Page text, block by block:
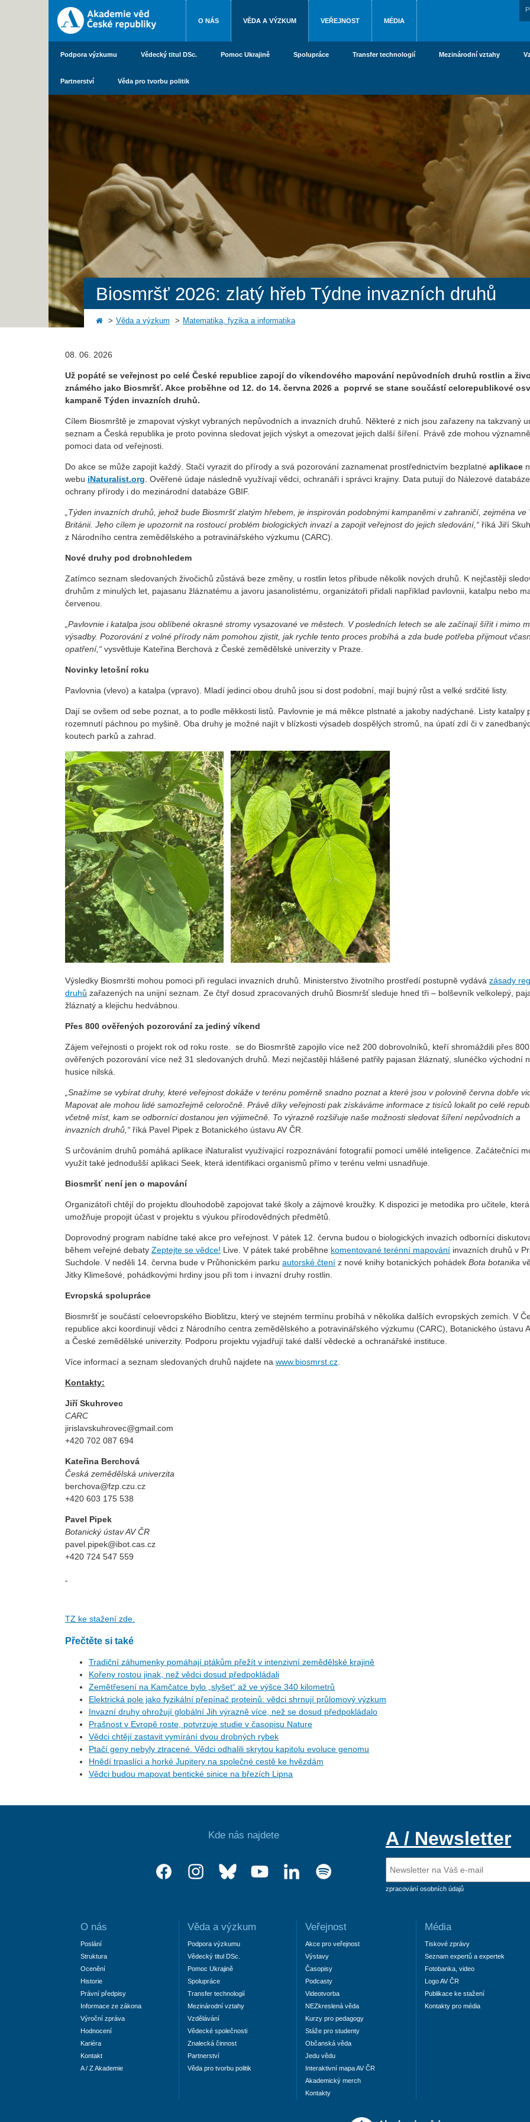
O NÁS VĚDA A VÝZKUM VEŘEJNOST MÉDIA
Podpora výzkumu Vědecký titul DSc. Pomoc Ukrajině Spolupráce Transfer technologií Mezinárodní vztahy
Partnerství Věda pro tvorbu politik
Biosmršť 2026: zlatý hřeb Týdne invazních druhů
Věda a výzkum Matematika, fyzika a informatika
08. 06. 2026
Už popáté se veřejnost po celé České republice zapojí do víkendového mapování nepůvodních druhů rostlin a
známého jako Biosmršť. Akce proběhne od 12. do 14. června 2026 a poprvé se stane součástí celorepublikové
kampaně Týden invazních druhů.
Cílem Biosmrště je zmapovat výskyt vybraných nepůvodních a invazních druhů. Některé z nich jsou zařazeny na takzvaný
seznam a Česká republika je proto povinna sledovat jejich výskyt a omezovat jejich další šíření. Právě zde mohou významně
pomoci data od veřejnosti.
Do akce se může zapojit každý. Stačí vyrazit do přírody a svá pozorování zaznamenat prostřednictvím bezplatné aplikace
webu iNaturalist.org. Ověřené údaje následně využívají vědci, ochranáři i správci krajiny. Data putují do Nálezové databáze
ochrany přírody i do mezinárodní databáze GBIF.
„Týden invazních druhů, jehož bude Biosmršť zlatým hřebem, je inspirován podobnými kampaněmi v zahraničí, zejména ve
Británii. Jeho cílem je upozornit na rostoucí problém biologických invazí a zapojit veřejnost do jejich sledování,“ říká Jiří
z Národního centra zemědělského a potravinářského výzkumu (CARC).
Nové druhy pod drobnohledem
Zatímco seznam sledovaných živočichů zůstává beze změny, u rostlin letos přibude několik nových druhů. K nejčastěji
druhům z minulých let, pajasanu žláznatému a javoru jasanolistému, organizátoři přidali například pavlovnii, katalpu nebo
červenou.
„Pavlovnie i katalpa jsou oblíbené okrasné stromy vysazované ve městech. V posledních letech se ale začínají šířit i mimo
výsadby. Pozorování z volné přírody nám pomohou zjistit, jak rychle tento proces probíhá a zda bude potřeba přijmout
opatření,“ vysvětluje Kateřina Berchová z České zemědělské univerzity v Praze.
Novinky letošní roku
Pavlovnia (vlevo) a katalpa (vpravo). Mladí jedinci obou druhů jsou si dost podobní, mají bujný růst a velké srdčité listy.
Dají se ovšem od sebe poznat, a to podle měkkosti listů. Pavlovnie je má měkce plstnaté a jakoby nadýchané. Listy katalpy
rozemnutí páchnou po myšině. Oba druhy je možné najít v blízkosti výsadeb dospělých stromů, na úpatí zdí či v
koutech parků a zahrad.
Výsledky Biosmršti mohou pomoci při regulaci invazních druhů. Ministerstvo životního prostředí postupně vydává zásady
druhů zařazených na unijní seznam. Ze čtyř dosud zpracovaných druhů Biosmršť sleduje hned tři – bolševník velkolepý,
žláznatý a klejichu hedvábnou.
Přes 800 ověřených pozorování za jediný víkend
Zájem veřejnosti o projekt rok od roku roste. se do Biosmrště zapojilo více než 200 dobrovolníků, kteří shromáždili přes 800
ověřených pozorování více než 31 sledovaných druhů. Mezi nejčastěji hlášené patřily pajasan žláznatý, slunéčko východní
husice nilská.
„Snažíme se vybírat druhy, které veřejnost dokáže v terénu poměrně snadno poznat a které jsou v polovině června dobře
Mapovat ale mohou lidé samozřejmě celoročně. Právě díky veřejnosti pak získáváme informace z tisíců lokalit po celé
včetně míst, kam se odborníci dostanou jen výjimečně. To výrazně rozšiřuje naše možnosti sledovat šíření nepůvodních a
invazních druhů,“ říká Pavel Pipek z Botanického ústavu AV ČR.
S určováním druhů pomáhá aplikace iNaturalist využívající rozpoznávání fotografií pomocí umělé inteligence. Začátečníci
využít také jednodušší aplikaci Seek, která identifikaci organismů přímo v terénu velmi usnadňuje.
Biosmršť není jen o mapování
Organizátoři chtějí do projektu dlouhodobě zapojovat také školy a zájmové kroužky. K dispozici je metodika pro učitele, která
umožňuje propojit účast v projektu s výukou přírodovědných předmětů.
Doprovodný program nabídne také akce pro veřejnost. V pátek 12. června budou o biologických invazích odborníci
během veřejné debaty Zeptejte se vědce! Live. V pátek také proběhne komentované terénní mapování invazních druhů v
Suchdole. V neděli 14. června bude v Průhonickém parku autorské čtení z nové knihy botanických pohádek Bota botanika
Jitky Klimešové, pohádkovými hrdiny jsou při tom i invazní druhy rostlin.
Evropská spolupráce
Biosmršť je součástí celoevropského Bioblitzu, který ve stejném termínu probíhá v několika dalších evropských zemích. V
republice akci koordinují vědci z Národního centra zemědělského a potravinářského výzkumu (CARC), Botanického ústavu
a České zemědělské univerzity. Podporu projektu vyjadřují také další vědecké a ochranářské instituce.
Více informací a seznam sledovaných druhů najdete na www.biosmrst.cz.
Kontakty:
Jiří Skuhrovec
CARC
jirislavskuhrovec@gmail.com
+420 702 087 694
Kateřina Berchová
Česká zemědělská univerzita
berchova@fzp.czu.cz
+420 603 175 538
Pavel Pipek
Botanický ústav AV ČR
pavel.pipek@ibot.cas.cz
+420 724 547 559
TZ ke stažení zde.
Přečtěte si také
Tradiční záhumenky pomáhají ptákům přežít v intenzivní zemědělské krajině
Kořeny rostou jinak, než vědci dosud předpokládali
Zemětřesení na Kamčatce bylo „slyšet“ až ve výšce 340 kilometrů
Elektrická pole jako fyzikální přepínač proteinů: vědci shrnují průlomový výzkum
Invazní druhy ohrožují globální Jih výrazně více, než se dosud předpokládalo
Prašnost v Evropě roste, potvrzuje studie v časopisu Nature
Vědci chtějí zastavit vymírání dvou drobných rybek
Ptačí geny nebyly ztracené. Vědci odhalili skrytou kapitolu evoluce genomu
Hnědí trpaslíci a horké Jupitery na společné cestě ke hvězdám
Vědci budou mapovat bentické sinice na březích Lipna
Kde nás najdete A / Newsletter
zpracování osobních údajů
O nás
Poslání
Struktura
Ocenění
Historie
Právní předpisy
Informace ze zákona
Výroční zpráva
Hodnocení
Kariéra
Kontakt
A / Z Akademie
Věda a výzkum
Podpora výzkumu
Vědecký titul DSc.
Pomoc Ukrajině
Spolupráce
Transfer technologií
Mezinárodní vztahy
Vzdělávání
Vědecké společnosti
Znalecká činnost
Partnerství
Věda pro tvorbu politik
Veřejnost
Akce pro veřejnost
Výstavy
Časopisy
Podcasty
Videotvorba
NEZkreslená věda
Kurzy pro pedagogy
Stáže pro studenty
Občanská věda
Jedu vědu
Interaktivní mapa AV ČR
Akademický merch
Kontakty
Média
Tiskové zprávy
Seznam expertů a expertek
Fotobanka, video
Logo AV ČR
Publikace ke stažení
Kontakty pro média